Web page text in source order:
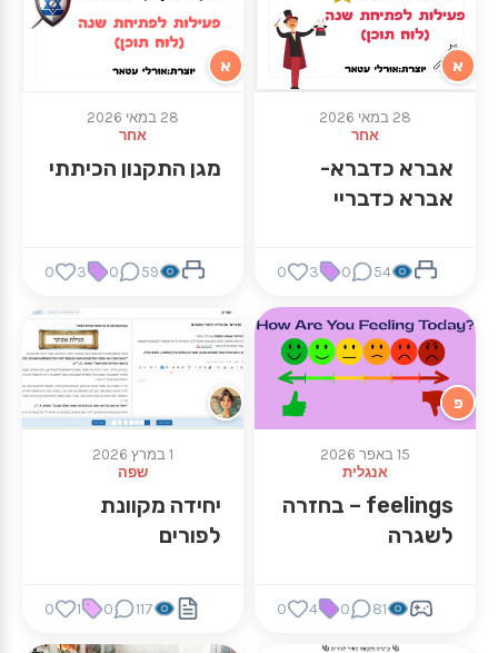
א
28 במאי 2026
אחר
אברא כדברא-
אברא כדבריי
54
0
3
0
א
28 במאי 2026
אחר
מגן התקנון הכיתתי
59
0
3
0
פ
15 באפר 2026
אנגלית
feelings – בחזרה
לשגרה
81
0
4
0
1 במרץ 2026
שפה
יחידה מקוונת
לפורים
117
0
1
0